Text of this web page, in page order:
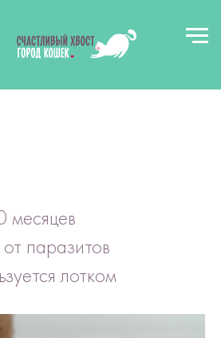
месяцев
паразитов
лотком